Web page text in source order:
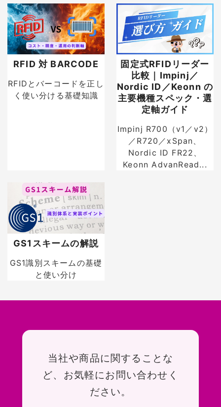
RFID 対 BARCODE
RFIDとバーコードを正し
く使い分ける基礎知識
固定式RFIDリーダー
比較｜Impinj／
Nordic ID／Keonn の
主要機種スペック・選
定軸ガイド
Impinj R700（v1／v2）
／R720／xSpan、
Nordic ID FR22、
Keonn AdvanRead...
GS1スキームの解説
GS1識別スキームの基礎
と使い分け
お問い合わせ
当社や商品に関することな
ど、お気軽にお問い合わせく
ださい。